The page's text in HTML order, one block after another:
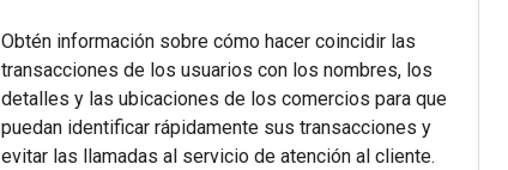
Obtén información sobre cómo hacer coincidir las
transacciones de los usuarios con los nombres, los
detalles y las ubicaciones de los comercios para que
puedan identificar rápidamente sus transacciones y
evitar las llamadas al servicio de atención al cliente.